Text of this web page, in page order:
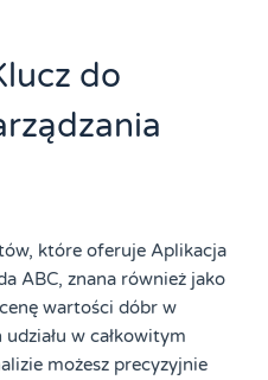
do
które oferuje Aplikacja
ABC, znana również jako
wartości dóbr w
w całkowitym
możesz precyzyjnie